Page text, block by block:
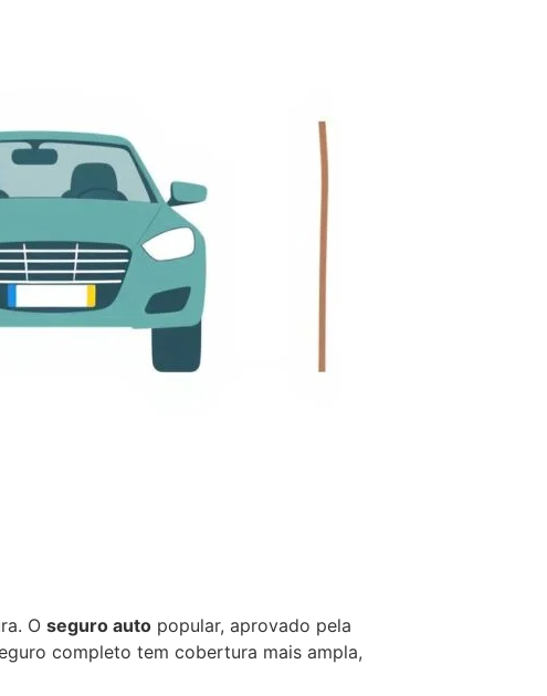
O seguro auto popular, aprovado pela
completo tem cobertura mais ampla,